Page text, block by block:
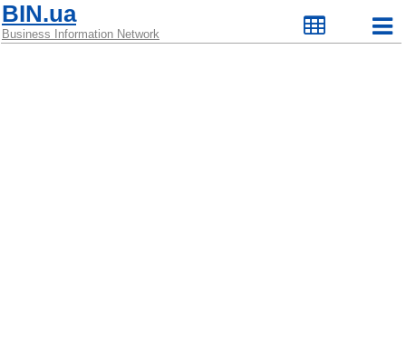
BIN.ua
Business Information Network